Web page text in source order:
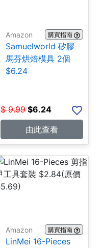
Amazon 購買指南
Samuelworld 矽膠
馬芬烘焙模具 2個
$6.24
$ 9.99 $6.24
由此查看
Amazon 購買指南
LinMei 16-Pieces